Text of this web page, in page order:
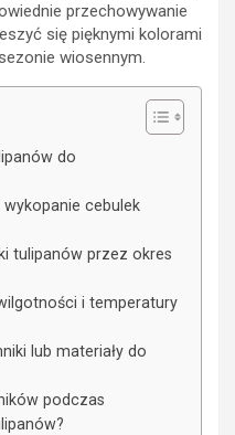
przechowywanie
się pięknymi kolorami
wiosennym.
do
wykopanie cebulek
tulipanów przez okres
i temperatury
lub materiały do
podczas